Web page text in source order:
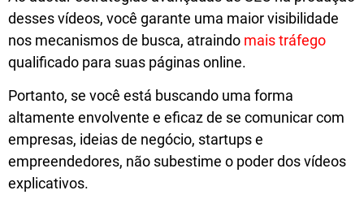
desses vídeos, você garante uma maior visibilidade
nos mecanismos de busca, atraindo mais tráfego
qualificado para suas páginas online.
Portanto, se você está buscando uma forma
altamente envolvente e eficaz de se comunicar com
empresas, ideias de negócio, startups e
empreendedores, não subestime o poder dos vídeos
explicativos.